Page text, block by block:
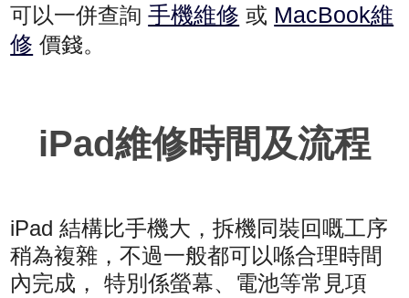
可以一併查詢手機維修 或 MacBook維
修 價錢。
iPad維修時間及流程
iPad 結構比手機大，拆機同裝回嘅工序
稍為複雜，不過一般都可以喺合理時間
內完成， 特別係螢幕、電池等常見項